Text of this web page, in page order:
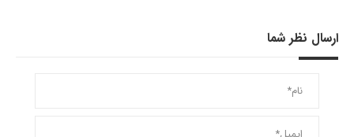
ارسال نظر شما